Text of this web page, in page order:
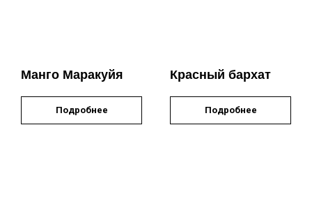
Манго Маракуйя
Подробнее
Красный бархат
Подробнее